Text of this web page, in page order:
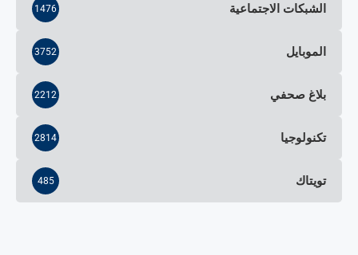
الشبكات الاجتماعية 1476
الموبايل 3752
بلاغ صحفي 2212
تكنولوجيا 2814
تويتاك 485